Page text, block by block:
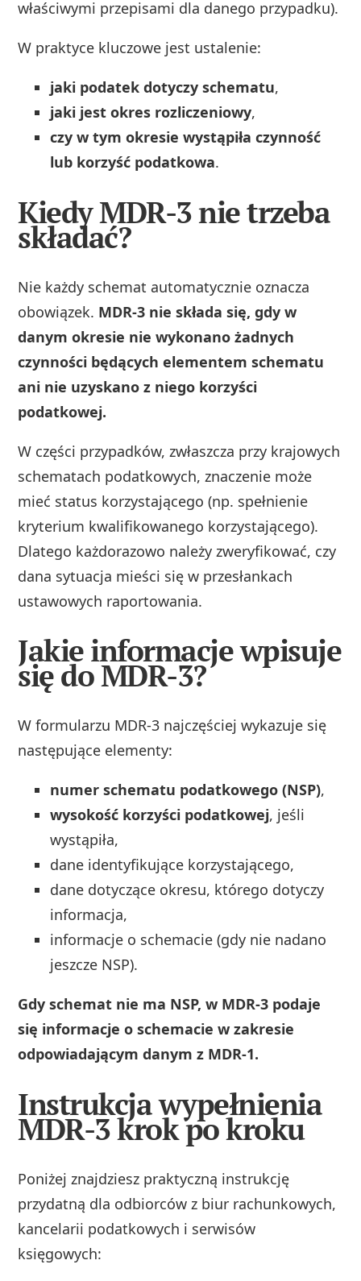
właściwymi przepisami dla danego przypadku).
W praktyce kluczowe jest ustalenie:
jaki podatek dotyczy schematu,
jaki jest okres rozliczeniowy,
czy w tym okresie wystąpiła czynność
lub korzyść podatkowa.
Kiedy MDR-3 nie trzeba
składać?
Nie każdy schemat automatycznie oznacza
obowiązek. MDR-3 nie składa się, gdy w
danym okresie nie wykonano żadnych
czynności będących elementem schematu
ani nie uzyskano z niego korzyści
podatkowej.
W części przypadków, zwłaszcza przy krajowych
schematach podatkowych, znaczenie może
mieć status korzystającego (np. spełnienie
kryterium kwalifikowanego korzystającego).
Dlatego każdorazowo należy zweryfikować, czy
dana sytuacja mieści się w przesłankach
ustawowych raportowania.
Jakie informacje wpisuje
się do MDR-3?
W formularzu MDR-3 najczęściej wykazuje się
następujące elementy:
numer schematu podatkowego (NSP),
wysokość korzyści podatkowej, jeśli
wystąpiła,
dane identyfikujące korzystającego,
dane dotyczące okresu, którego dotyczy
informacja,
informacje o schemacie (gdy nie nadano
jeszcze NSP).
Gdy schemat nie ma NSP, w MDR-3 podaje
się informacje o schemacie w zakresie
odpowiadającym danym z MDR-1.
Instrukcja wypełnienia
MDR-3 krok po kroku
Poniżej znajdziesz praktyczną instrukcję
przydatną dla odbiorców z biur rachunkowych,
kancelarii podatkowych i serwisów
księgowych: